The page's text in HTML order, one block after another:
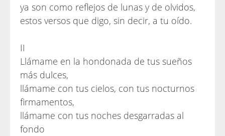
ya son como reflejos de lunas y de olvidos,
estos versos que digo, sin decir, a tu oído.
II
Llámame en la hondonada de tus sueños
más dulces,
llámame con tus cielos, con tus nocturnos
firmamentos,
llámame con tus noches desgarradas al
fondo